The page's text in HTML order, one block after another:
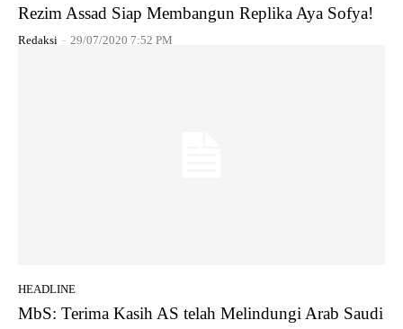
Rezim Assad Siap Membangun Replika Aya Sofya!
Redaksi - 29/07/2020 7:52 PM
HEADLINE
MbS: Terima Kasih AS telah Melindungi Arab Saudi